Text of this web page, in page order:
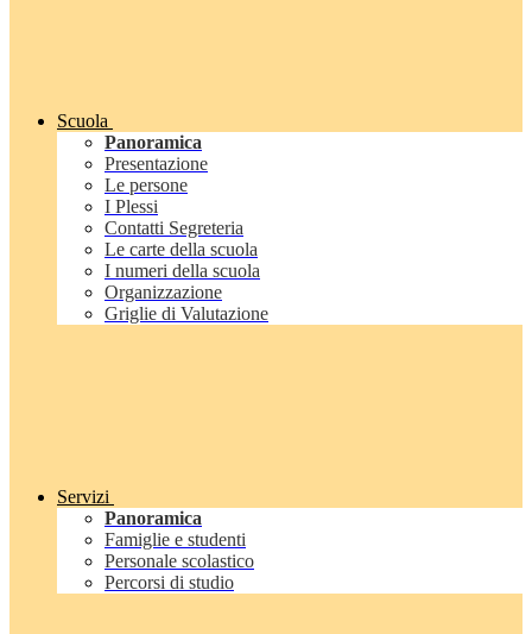
Scuola
Panoramica
Presentazione
Le persone
I Plessi
Contatti Segreteria
Le carte della scuola
I numeri della scuola
Organizzazione
Griglie di Valutazione
Servizi
Panoramica
Famiglie e studenti
Personale scolastico
Percorsi di studio